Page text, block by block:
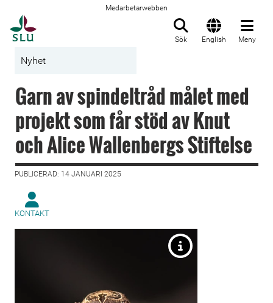
Medarbetarwebben
Sök English Meny
Nyhet
Garn av spindeltråd målet med
projekt som får stöd av Knut
och Alice Wallenbergs Stiftelse
PUBLICERAD: 14 JANUARI 2025
KONTAKT